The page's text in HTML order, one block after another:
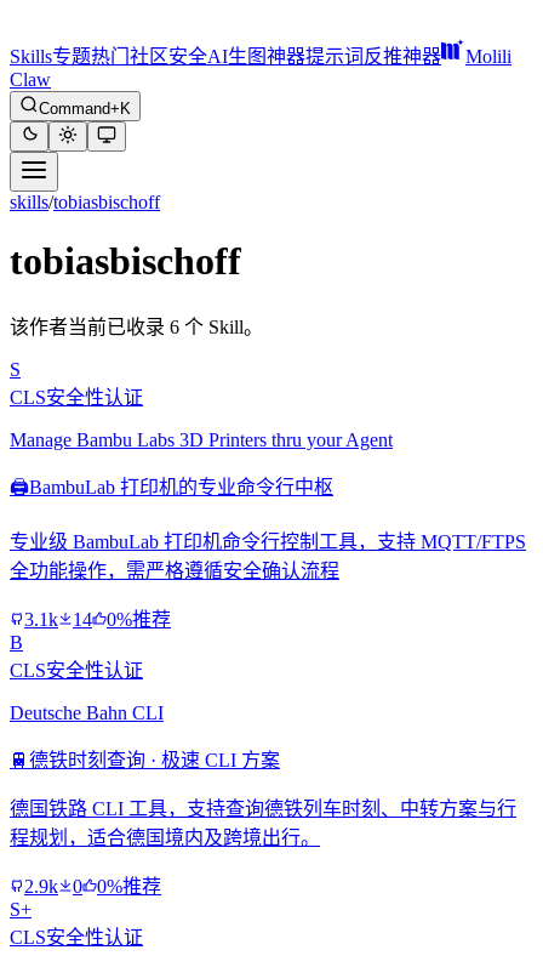
Skills专题热门 社区安全AI生图神器提示词反推神器
Molili
Claw
Command+K
skills/tobiasbischoff
tobiasbischoff
该作者当前已收录 6 个 Skill。
S
CLS安全性认证
Manage Bambu Labs 3D Printers thru your Agent
🖨️BambuLab 打印机的专业命令行中枢
专业级 BambuLab 打印机命令行控制工具，支持 MQTT/FTPS
全功能操作，需严格遵循安全确认流程
3.1k 14
0%推荐
B
CLS安全性认证
Deutsche Bahn CLI
🚆 德铁时刻查询 · 极速 CLI 方案
德国铁路 CLI 工具，支持查询德铁列车时刻、中转方案与行
程规划，适合德国境内及跨境出行。
2.9k 0
0%推荐
S+
CLS安全性认证